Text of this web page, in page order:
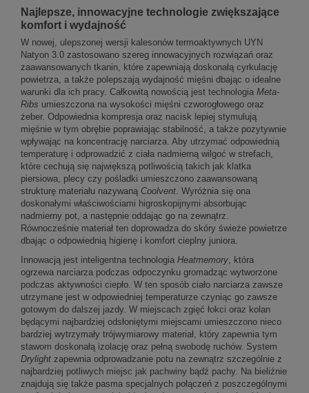
Najlepsze, innowacyjne technologie zwiększające
komfort i wydajność
W nowej, ulepszonej wersji kalesonów termoaktywnych UYN
Natyon 3.0 zastosowano szereg innowacyjnych rozwiązań oraz
zaawansowanych tkanin, które zapewniają doskonałą cyrkulację
powietrza, a także polepszają wydajność mięśni dbając o idealne
warunki dla ich pracy. Całkowitą nowością jest technologia Meta-
Ribs umieszczona na wysokości mięśni czworogłowego oraz
żeber. Odpowiednia kompresja oraz nacisk lepiej stymulują
mięśnie w tym obrębie poprawiając stabilność, a także pozytywnie
wpływając na koncentrację narciarza. Aby utrzymać odpowiednią
temperaturę i odprowadzić z ciała nadmierną wilgoć w strefach,
które cechują się największą potliwością takich jak klatka
piersiowa, plecy czy pośladki umieszczono zaawansowaną
strukturę materiału nazywaną Coolvent . Wyróżnia się ona
doskonałymi właściwościami higroskopijnymi absorbując
nadmierny pot, a następnie oddając go na zewnątrz.
Równocześnie materiał ten doprowadza do skóry świeże powietrze
dbając o odpowiednią higienę i komfort cieplny juniora.
Innowacją jest inteligentna technologia Heatmemory, która
ogrzewa narciarza podczas odpoczynku gromadząc wytworzone
podczas aktywności ciepło. W ten sposób ciało narciarza zawsze
utrzymane jest w odpowiedniej temperaturze czyniąc go zawsze
gotowym do dalszej jazdy. W miejscach zgięć łokci oraz kolan
będącymi najbardziej odsłoniętymi miejscami umieszczono nieco
bardziej wytrzymały trójwymiarowy materiał, który zapewnia tym
stawom doskonałą izolację oraz pełną swobodę ruchów. System
Drylight zapewnia odprowadzanie potu na zewnątrz szczególnie z
najbardziej potliwych miejsc jak pachwiny bądź pachy. Na bieliźnie
znajdują się także pasma specjalnych połączeń z poszczególnymi